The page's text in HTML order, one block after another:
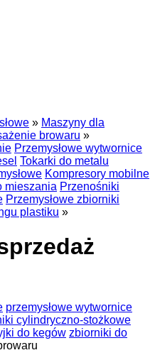
» Maszyny dla
browaru »
Przemysłowe wytwornice
Tokarki do metalu
Kompresory mobilne
mieszania Przenośniki
Przemysłowe zbiorniki
plastiku »
przemysłowe wytwornice
cylindryczno-stożkowe
do kegów zbiorniki do